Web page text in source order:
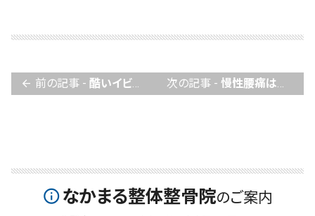
arrow_back 前の記事 - 酷いイビキもストレートネック矯正で 次の記事 - 慢性腰痛は姿勢と筋肉の再活性化が必要
info_outlineなかまる整体整骨院のご案内